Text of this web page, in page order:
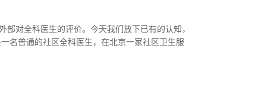
对全科医生的评价。今天我们放下已有的认知，
普通的社区全科医生，在北京一家社区卫生服
口支援...